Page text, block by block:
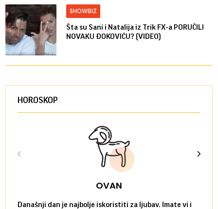
SHOWBIZ
Šta su Sani i Natalija iz Trik FX-a PORUČILI
NOVAKU ĐOKOVIĆU? (VIDEO)
HOROSKOP
OVAN
Današnji dan je najbolje iskoristiti za ljubav. Imate vi i